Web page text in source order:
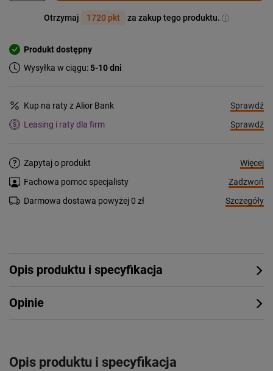
Otrzymaj 1720 pkt za zakup tego produktu.
Produkt dostępny
Wysyłka w ciągu:5-10 dni
Kup na raty z Alior Bank
Sprawdź
Leasing i raty dla firm
Sprawdź
Zapytaj o produkt
Więcej
Fachowa pomoc specjalisty
Zadzwoń
Darmowa dostawa powyżej 0 zł
Szczegóły
Opis produktu i specyfikacja
Opinie
Opis produktu i specyfikacja